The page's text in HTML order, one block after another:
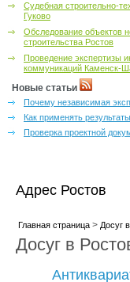
Судебная строительно-
Гуково
Обследование объектов
строительства Ростов
Проведение экспертизы
коммуникаций Каменск-
Новые статьи
Почему независимая
Как применять
Проверка проектной
Адрес Ростов
Главная страница> Досуг
Досуг в